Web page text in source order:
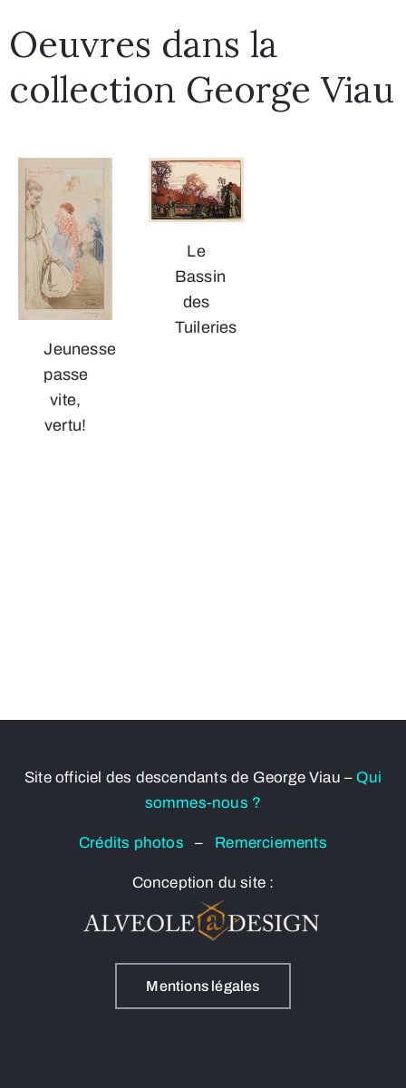
Oeuvres dans la
collection George Viau
Jeunesse
passe
vite,
vertu!
Le
Bassin
des
Tuileries
Site officiel des descendants de George Viau – Qui
sommes-nous ?
Crédits photos– Remerciements
Conception du site :
Mentions légales